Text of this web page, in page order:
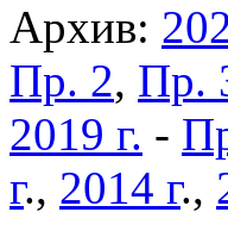
Архив:
Пр. 2, Пр.
2019 г. -
г., 2014 г.,